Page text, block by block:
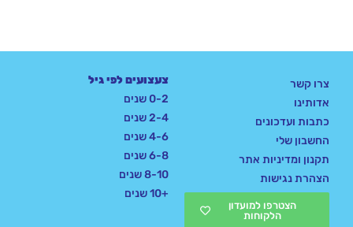
צרו קשר
אדותינו
כתבות ועדכונים
החשבון שלי
תקנון ומדיניות אתר
הצהרת נגישות
הצטרפו למועדון
הלקוחות
צעצועים לפי גיל
0-2 שנים
2-4 שנים
4-6 שנים
6-8 שנים
8-10 שנים
+10 שנים